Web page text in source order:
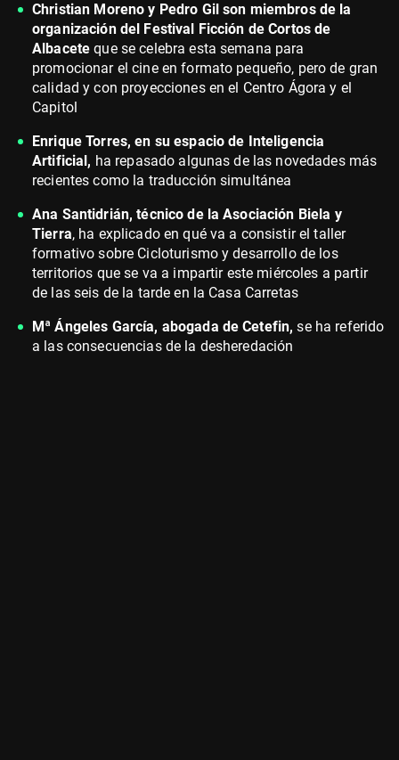
Christian Moreno y Pedro Gil son miembros de la
organización del Festival Ficción de Cortos de
Albaceteque se celebra esta semana para
promocionar el cine en formato pequeño, pero de gran
calidad y con proyecciones en el Centro Ágora y el
Capitol
Enrique Torres, en su espacio de Inteligencia
Artificial, ha repasado algunas de las novedades más
recientes como la traducción simultánea
Ana Santidrián, técnico de la Asociación Biela y
Tierra, ha explicado en qué va a consistir el taller
formativo sobre Cicloturismo y desarrollo de los
territorios que se va a impartir este miércoles a partir
de las seis de la tarde en la Casa Carretas
Mª Ángeles García, abogada de Cetefin,se ha referido
a las consecuencias de la desheredación